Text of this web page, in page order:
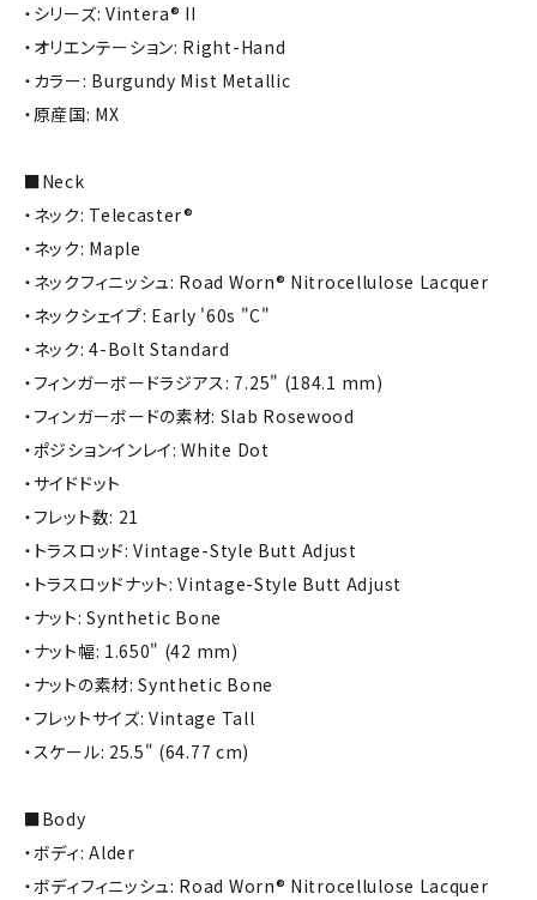
・シリーズ: Vintera® II
・オリエンテーション: Right-Hand
・カラー: Burgundy Mist Metallic
・原産国: MX
■Neck
・ネック: Telecaster®
・ネック: Maple
・ネックフィニッシュ: Road Worn® Nitrocellulose Lacquer
・ネックシェイプ: Early '60s "C"
・ネック: 4-Bolt Standard
・フィンガーボードラジアス: 7.25" (184.1 mm)
・フィンガーボードの素材: Slab Rosewood
・ポジションインレイ: White Dot
・サイドドット
・フレット数: 21
・トラスロッド: Vintage-Style Butt Adjust
・トラスロッドナット: Vintage-Style Butt Adjust
・ナット: Synthetic Bone
・ナット幅: 1.650" (42 mm)
・ナットの素材: Synthetic Bone
・フレットサイズ: Vintage Tall
・スケール: 25.5" (64.77 cm)
■Body
・ボディ: Alder
・ボディフィニッシュ: Road Worn® Nitrocellulose Lacquer